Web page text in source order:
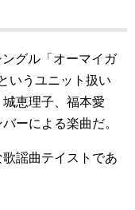
グル「オーマイガ
いうユニット扱い
恵理子、福本愛
ーによる楽曲だ。
謡曲テイストであ